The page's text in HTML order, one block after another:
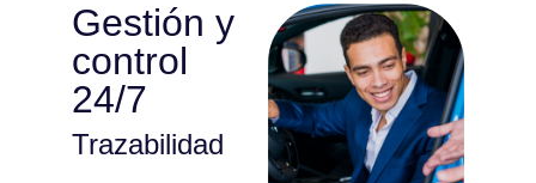
Gestión y
control
24/7
Trazabilidad